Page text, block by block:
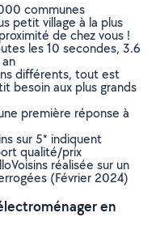
communes
petit village à la plus
de chez vous !
les 10 secondes, 3.6
différents, tout est
besoin aux plus grands
première réponse à
sur 5* indiquent
qualité/prix
réalisée sur un
(Février 2024)
en